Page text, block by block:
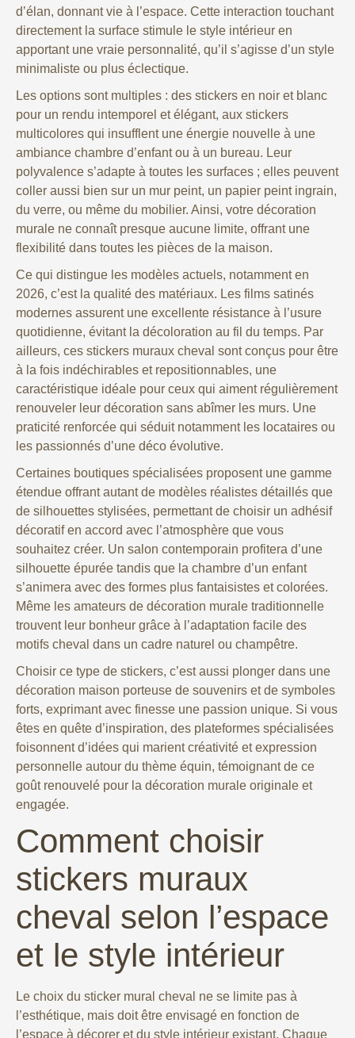
d’élan, donnant vie à l’espace. Cette interaction touchant
directement la surface stimule le style intérieur en
apportant une vraie personnalité, qu’il s’agisse d’un style
minimaliste ou plus éclectique.
Les options sont multiples : des stickers en noir et blanc
pour un rendu intemporel et élégant, aux stickers
multicolores qui insufflent une énergie nouvelle à une
ambiance chambre d’enfant ou à un bureau. Leur
polyvalence s’adapte à toutes les surfaces ; elles peuvent
coller aussi bien sur un mur peint, un papier peint ingrain,
du verre, ou même du mobilier. Ainsi, votre décoration
murale ne connaît presque aucune limite, offrant une
flexibilité dans toutes les pièces de la maison.
Ce qui distingue les modèles actuels, notamment en
2026, c’est la qualité des matériaux. Les films satinés
modernes assurent une excellente résistance à l’usure
quotidienne, évitant la décoloration au fil du temps. Par
ailleurs, ces stickers muraux cheval sont conçus pour être
à la fois indéchirables et repositionnables, une
caractéristique idéale pour ceux qui aiment régulièrement
renouveler leur décoration sans abîmer les murs. Une
praticité renforcée qui séduit notamment les locataires ou
les passionnés d’une déco évolutive.
Certaines boutiques spécialisées proposent une gamme
étendue offrant autant de modèles réalistes détaillés que
de silhouettes stylisées, permettant de choisir un adhésif
décoratif en accord avec l’atmosphère que vous
souhaitez créer. Un salon contemporain profitera d’une
silhouette épurée tandis que la chambre d’un enfant
s’animera avec des formes plus fantaisistes et colorées.
Même les amateurs de décoration murale traditionnelle
trouvent leur bonheur grâce à l’adaptation facile des
motifs cheval dans un cadre naturel ou champêtre.
Choisir ce type de stickers, c’est aussi plonger dans une
décoration maison porteuse de souvenirs et de symboles
forts, exprimant avec finesse une passion unique. Si vous
êtes en quête d’inspiration, des plateformes spécialisées
foisonnent d’idées qui marient créativité et expression
personnelle autour du thème équin, témoignant de ce
goût renouvelé pour la décoration murale originale et
engagée.
Comment choisir
stickers muraux
cheval selon l’espace
et le style intérieur
Le choix du sticker mural cheval ne se limite pas à
l’esthétique, mais doit être envisagé en fonction de
l’espace à décorer et du style intérieur existant. Chaque